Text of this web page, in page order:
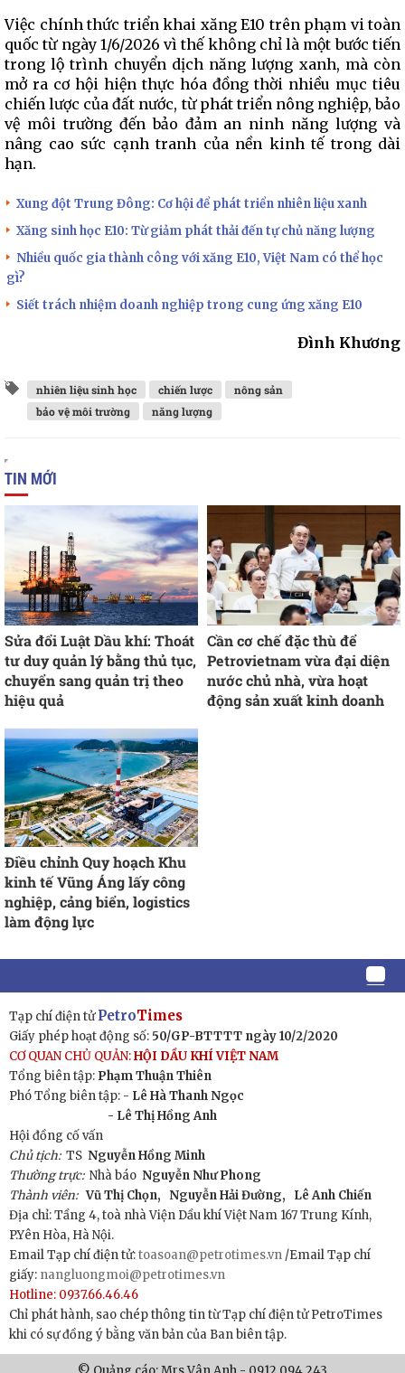
Việc chính thức triển khai xăng E10 trên phạm vi toàn
quốc từ ngày 1/6/2026 vì thế không chỉ là một bước tiến
trong lộ trình chuyển dịch năng lượng xanh, mà còn
mở ra cơ hội hiện thực hóa đồng thời nhiều mục tiêu
chiến lược của đất nước, từ phát triển nông nghiệp, bảo
vệ môi trường đến bảo đảm an ninh năng lượng và
nâng cao sức cạnh tranh của nền kinh tế trong dài
hạn.
Xung đột Trung Đông: Cơ hội để phát triển nhiên liệu xanh
Xăng sinh học E10: Từ giảm phát thải đến tự chủ năng lượng
Nhiều quốc gia thành công với xăng E10, Việt Nam có thể học
gì?
Siết trách nhiệm doanh nghiệp trong cung ứng xăng E10
Đình Khương
nhiên liệu sinh học chiến lược
nông sản
bảo vệ môi trường
năng lượng
TIN MỚI
Sửa đổi Luật Dầu khí: Thoát
tư duy quản lý bằng thủ tục,
chuyển sang quản trị theo
hiệu quả
Cần cơ chế đặc thù để
Petrovietnam vừa đại diện
nước chủ nhà, vừa hoạt
động sản xuất kinh doanh
Điều chỉnh Quy hoạch Khu
kinh tế Vũng Áng lấy công
nghiệp, cảng biển, logistics
làm động lực
Tạp chí điện tửPetroTimes
Giấy phép hoạt động số: 50/GP-BTTTT ngày 10/2/2020
CƠ QUAN CHỦ QUẢN:HỘI DẦU KHÍ VIỆT NAM
Tổng biên tập: Phạm Thuận Thiên
Phó Tổng biên tập: - Lê Hà Thanh Ngọc
- Lê Thị Hồng Anh
Hội đồng cố vấn
Chủ tịch:TS Nguyễn Hồng Minh
Thường trực: Nhà báo Nguyễn Như Phong
Thành viên: Vũ Thị Chọn, Nguyễn Hải Đường,
Lê Anh Chiến
Địa chỉ: Tầng 4, toà nhà Viện Dầu khí Việt Nam 167 Trung Kính,
P.Yên Hòa, Hà Nội.
Email Tạp chí điện tử:toasoan@petrotimes.vn/Email Tạp chí
giấy: nangluongmoi@petrotimes.vn
Hotline: 0937.66.46.46
Chỉ phát hành, sao chép thông tin từ Tạp chí điện tử PetroTimes
khi có sự đồng ý bằng văn bản của Ban biên tập.